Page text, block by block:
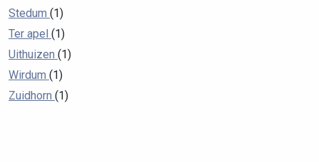
Stedum (1)
Ter apel (1)
Uithuizen (1)
Wirdum (1)
Zuidhorn (1)